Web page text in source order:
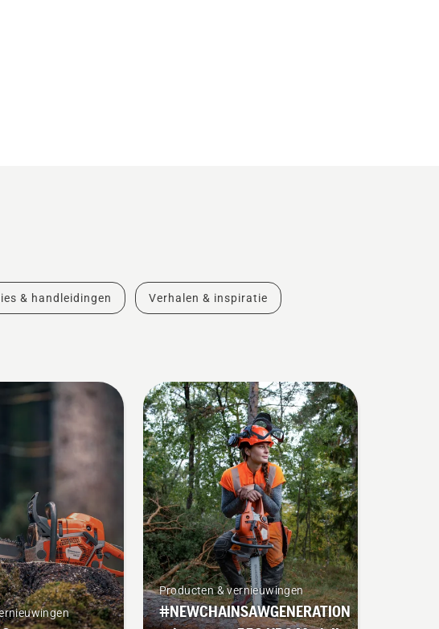
& handleidingen Verhalen & inspiratie
Producten & vernieuwingen
#NEWCHAINSAWGENERATION